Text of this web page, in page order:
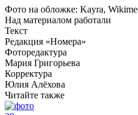
Фото на обложке: Kayra,
Над материалом работали
Текст
Редакция «Номера»
Фоторедактура
Мария Григорьева
Корректура
Юлия Алёхова
Читайте также